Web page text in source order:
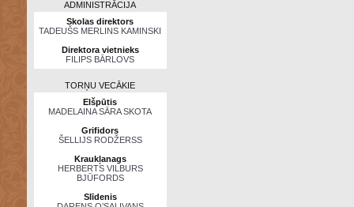
ADMINISTRĀCIJA
Skolas direktors
TADEUŠS MERLINS KAMINSKI
Direktora vietnieks
FILIPS BĀRLOVS
TORŅU VECĀKIE
Elšpūtis
MADELAINA SĀRA SKOTA
Grifidors
ŠELLIJS RODŽERSS
Kraukļanags
HERBERTS VILBURS
BJŪFORDS
Slīdenis